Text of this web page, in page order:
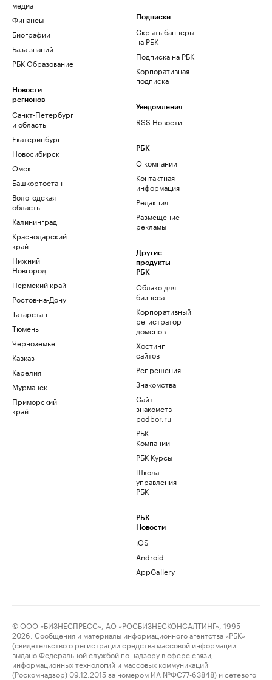
медиа
Финансы
Биографии
База знаний
РБК Образование
Новости
регионов
Санкт-Петербург
и область
Екатеринбург
Новосибирск
Омск
Башкортостан
Вологодская
область
Калининград
Краснодарский
край
Нижний
Новгород
Пермский край
Ростов-на-Дону
Татарстан
Тюмень
Черноземье
Кавказ
Карелия
Мурманск
Приморский
край
Подписки
Скрыть баннеры
на РБК
Подписка на РБК
Корпоративная
подписка
Уведомления
RSS Новости
РБК
О компании
Контактная
информация
Редакция
Размещение
рекламы
Другие
продукты
РБК
Облако для
бизнеса
Корпоративный
регистратор
доменов
Хостинг
сайтов
Рег.решения
Знакомства
Сайт
знакомств
podbor.ru
РБК
Компании
РБК Курсы
Школа
управления
РБК
РБК
Новости
iOS
Android
AppGallery
© ООО «БИЗНЕСПРЕСС», АО «РОСБИЗНЕСКОНСАЛТИНГ», 1995–
2026. Сообщения и материалы информационного агентства «РБК»
(свидетельство о регистрации средства массовой информации
выдано Федеральной службой по надзору в сфере связи,
информационных технологий и массовых коммуникаций
(Роскомнадзор) 09.12.2015 за номером ИА №ФС77-63848) и сетевого